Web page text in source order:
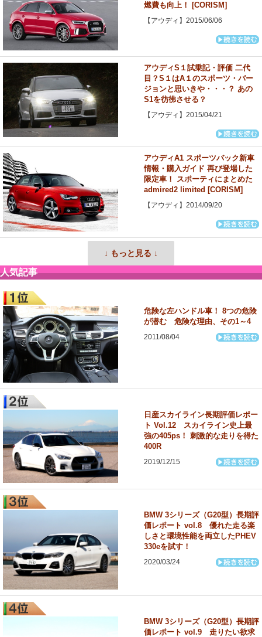
燃費も向上！ [CORISM]
【アウディ】2015/06/06
アウディS１試乗記・評価 二代
目？S１はA１のスポーツ・バー
ジョンと思いきや・・・？ あの
S1を彷彿させる？
【アウディ】2015/04/21
アウディA1 スポーツバック新車
情報・購入ガイド 再び登場した
限定車！ スポーティにまとめた
admired2 limited [CORISM]
【アウディ】2014/09/20
↓ もっと見る ↓
人気記事
危険な左ハンドル車！ 8つの危険
が潜む 危険な理由、その1～4
2011/08/04
日産スカイライン長期評価レポー
ト Vol.12 スカイライン史上最
強の405ps！ 刺激的な走りを得た
400R
2019/12/15
BMW 3シリーズ（G20型）長期評
価レポート vol.8 優れた走る楽
しさと環境性能を両立したPHEV
330eを試す！
2020/03/24
BMW 3シリーズ（G20型）長期評
価レポート vol.9 走りたい欲求